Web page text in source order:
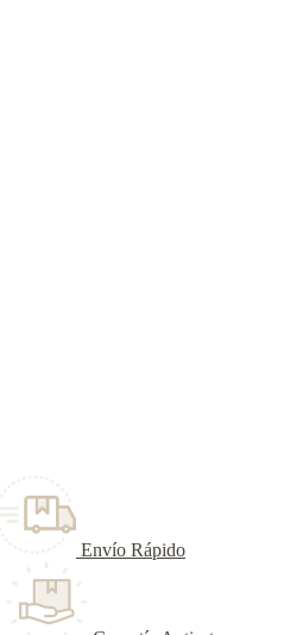
Envío Rápido